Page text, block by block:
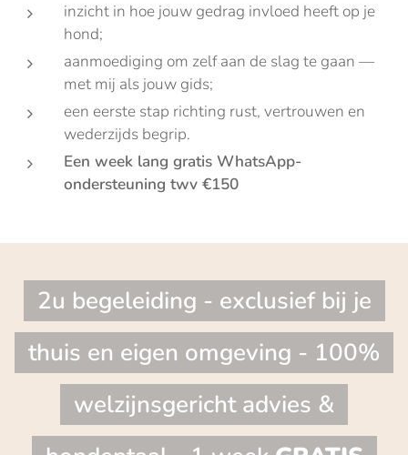
inzicht in hoe jouw gedrag invloed heeft op je
hond;
aanmoediging om zelf aan de slag te gaan —
met mij als jouw gids;
een eerste stap richting rust, vertrouwen en
wederzijds begrip.
Een week lang gratis WhatsApp-
ondersteuning twv €150
2u begeleiding - exclusief bij je
thuis en eigen omgeving - 100%
welzijnsgericht advies &